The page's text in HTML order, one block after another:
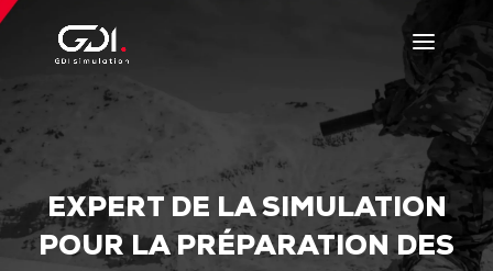
EXPERT DE LA SIMULATION
POUR LA PRÉPARATION DES